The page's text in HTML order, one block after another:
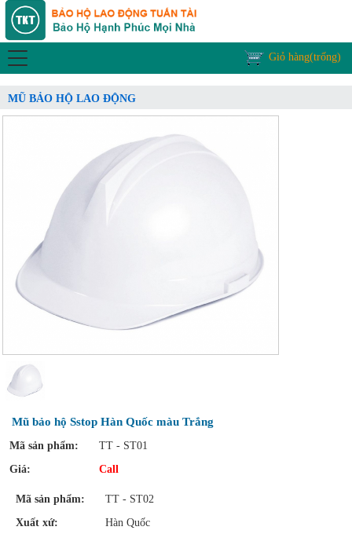
Giỏ hàng(trống)
MŨ BẢO HỘ LAO ĐỘNG
Mũ bảo hộ Sstop Hàn Quốc màu Trắng
Mã sản phẩm:
TT - ST01
Giá:
Call
Mã sản phẩm:
TT - ST02
Xuất xứ:
Hàn Quốc